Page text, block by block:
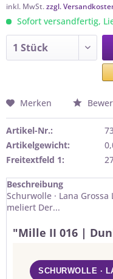
inkl. MwSt.zzgl.
Sofort versandfertig,
Merken
Artikel-Nr.:
Artikelgewicht:
Freitextfeld 1:
Beschreibung
Schurwolle · Lana
meliert Der...
"Mille II 016 |
SCHURWOLLE ·